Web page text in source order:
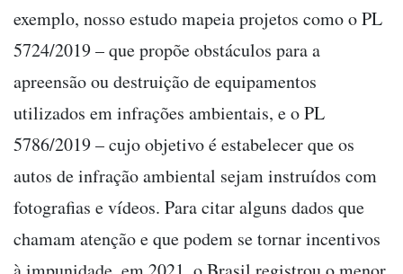
exemplo, nosso estudo mapeia projetos como o PL
5724/2019 – que propõe obstáculos para a
apreensão ou destruição de equipamentos
utilizados em infrações ambientais, e o PL
5786/2019 – cujo objetivo é estabelecer que os
autos de infração ambiental sejam instruídos com
fotografias e vídeos. Para citar alguns dados que
chamam atenção e que podem se tornar incentivos